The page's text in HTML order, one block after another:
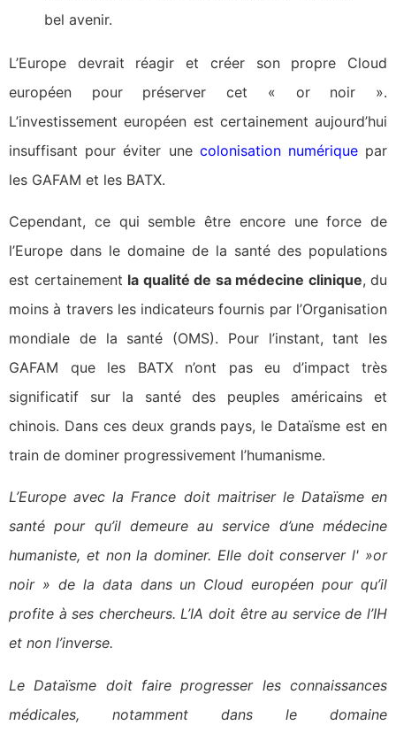
bel avenir.
L’Europe devrait réagir et créer son propre Cloud
européen pour préserver cet « or noir ».
L’investissement européen est certainement aujourd’hui
insuffisant pour éviter une colonisation numérique par
les GAFAM et les BATX.
Cependant, ce qui semble être encore une force de
l’Europe dans le domaine de la santé des populations
est certainement la qualité de sa médecine clinique, du
moins à travers les indicateurs fournis par l’Organisation
mondiale de la santé (OMS). Pour l’instant, tant les
GAFAM que les BATX n’ont pas eu d’impact très
significatif sur la santé des peuples américains et
chinois. Dans ces deux grands pays, le Dataïsme est en
train de dominer progressivement l’humanisme.
L’Europe avec la France doit maitriser le Dataïsme en
santé pour qu’il demeure au service d’une médecine
humaniste, et non la dominer. Elle doit conserver l' »or
noir » de la data dans un Cloud européen pour qu’il
profite à ses chercheurs. L’IA doit être au service de l’IH
et non l’inverse.
Le Dataïsme doit faire progresser les connaissances
médicales, notamment dans le domaine